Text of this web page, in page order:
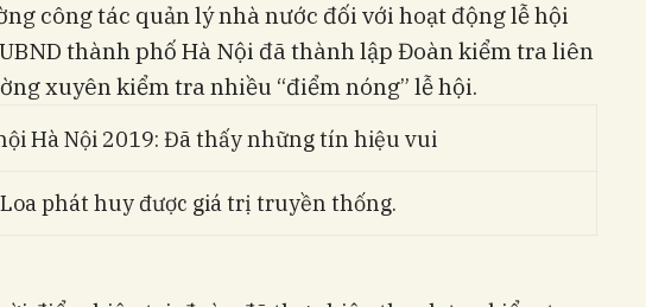
công tác quản lý nhà nước đối với hoạt động lễ hội
thành phố Hà Nội đã thành lập Đoàn kiểm tra liên
xuyên kiểm tra nhiều “điểm nóng” lễ hội.
phát huy được giá trị truyền thống.